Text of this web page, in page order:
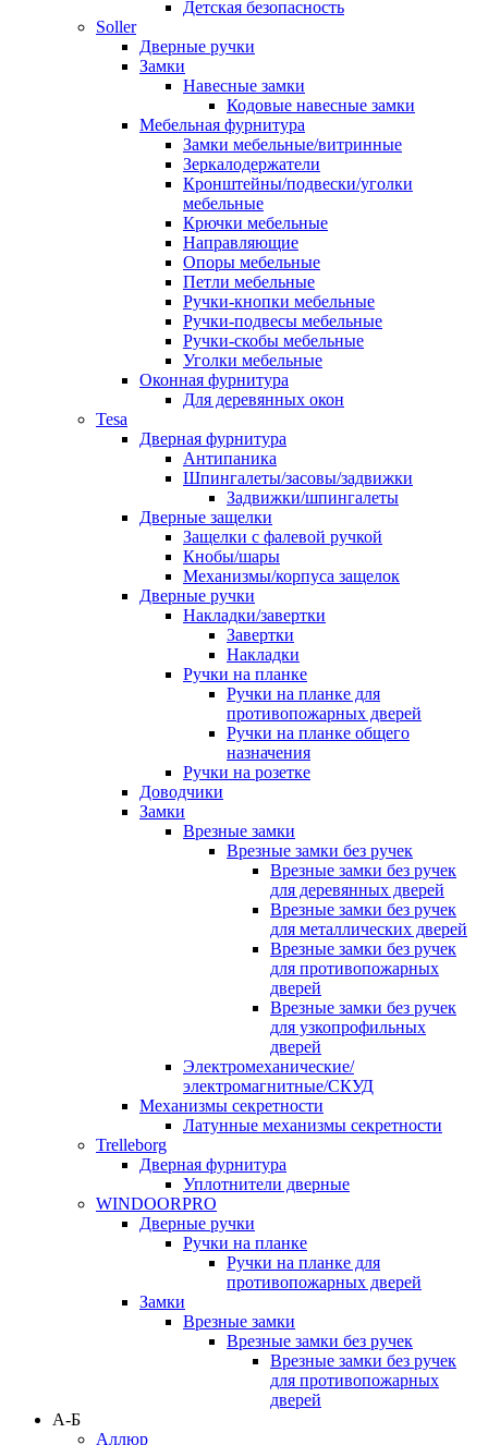
Детская безопасность
Soller
Дверные ручки
Замки
Навесные замки
Кодовые навесные замки
Мебельная фурнитура
Замки мебельные/витринные
Зеркалодержатели
Кронштейны/подвески/уголки
мебельные
Крючки мебельные
Направляющие
Опоры мебельные
Петли мебельные
Ручки-кнопки мебельные
Ручки-подвесы мебельные
Ручки-скобы мебельные
Уголки мебельные
Оконная фурнитура
Для деревянных окон
Tesa
Дверная фурнитура
Антипаника
Шпингалеты/засовы/задвижки
Задвижки/шпингалеты
Дверные защелки
Защелки с фалевой ручкой
Кнобы/шары
Механизмы/корпуса защелок
Дверные ручки
Накладки/завертки
Завертки
Накладки
Ручки на планке
Ручки на планке для
противопожарных дверей
Ручки на планке общего
назначения
Ручки на розетке
Доводчики
Замки
Врезные замки
Врезные замки без ручек
Врезные замки без ручек
для деревянных дверей
Врезные замки без ручек
для металлических дверей
Врезные замки без ручек
для противопожарных
дверей
Врезные замки без ручек
для узкопрофильных
дверей
Электромеханические/
электромагнитные/СКУД
Механизмы секретности
Латунные механизмы секретности
Trelleborg
Дверная фурнитура
Уплотнители дверные
WINDOORPRO
Дверные ручки
Ручки на планке
Ручки на планке для
противопожарных дверей
Замки
Врезные замки
Врезные замки без ручек
Врезные замки без ручек
для противопожарных
дверей
А-Б
Аллюр